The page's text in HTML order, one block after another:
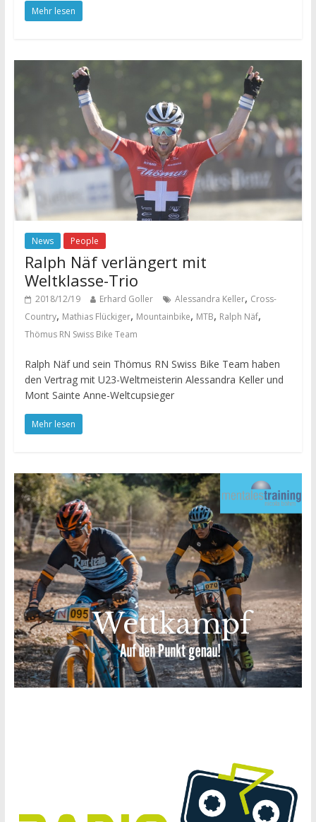
Mehr lesen
News People
Ralph Näf verlängert mit
Weltklasse-Trio
2018/12/19 Erhard Goller Alessandra Keller, Cross-
Country, Mathias Flückiger, Mountainbike, MTB, Ralph Näf,
Thömus RN Swiss Bike Team
Ralph Näf und sein Thömus RN Swiss Bike Team haben
den Vertrag mit U23-Weltmeisterin Alessandra Keller und
Mont Sainte Anne-Weltcupsieger
Mehr lesen